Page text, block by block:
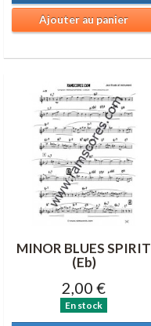
Ajouter au panier
MINOR BLUES SPIRIT
(Eb)
2,00 €
En stock